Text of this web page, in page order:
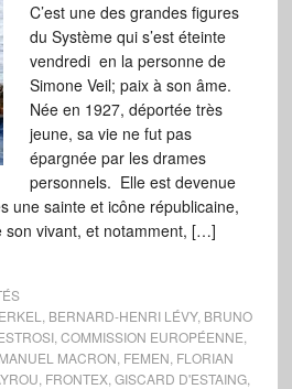
C’est une des grandes figures
du Système qui s’est éteinte
vendredi en la personne de
Simone Veil; paix à son âme.
Née en 1927, déportée très
jeune, sa vie ne fut pas
épargnée par les drames
personnels. Elle est devenue
une sainte et icône républicaine,
son vivant, et notamment, […]
BERNARD-HENRI LÉVY, BRUNO
, COMMISSION EUROPÉENNE
MACRON FEMEN FLORIAN
FRONTEX, GISCARD D'ESTAING,